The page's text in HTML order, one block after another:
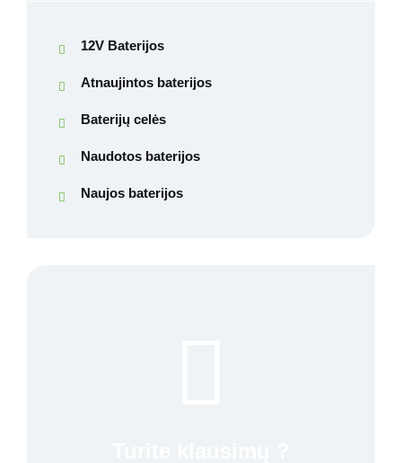
12V Baterijos
Atnaujintos baterijos
Baterijų celės
Naudotos baterijos
Naujos baterijos